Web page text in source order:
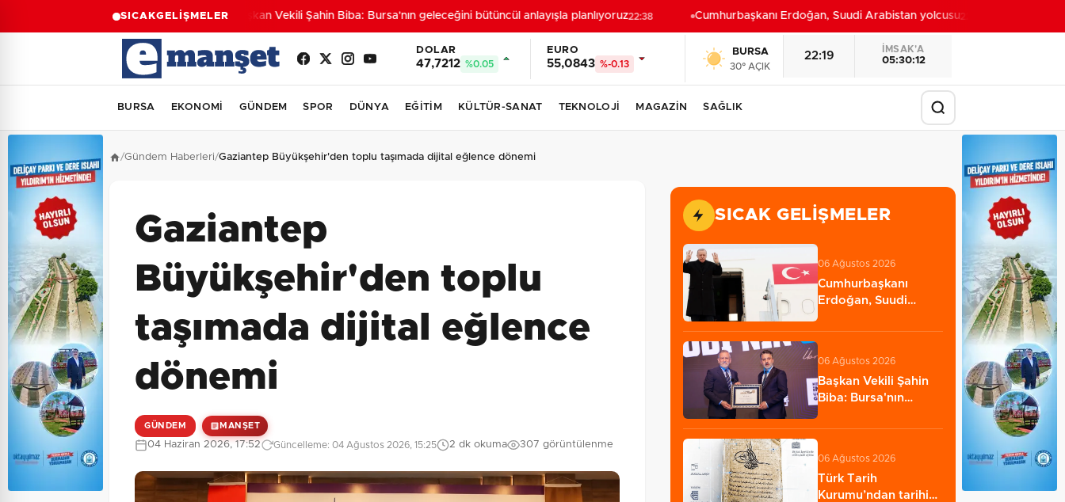
SICAKGELİŞMELERBaşkan Vekili Şahin Biba: Bursa'nın geleceğini bütüncül anlayışla planlıyoruz22:38 Cumhurbaşkanı Erdoğan, Suudi Arabistan yolcusu22:32
DOLAR
47,7212 %0.05
EURO
55,0843 %-0.13
BURSA
30° AÇIK
22:19
İMSAK'A
05:30:10
BURSA EKONOMİ GÜNDEM SPOR DÜNYA EĞİTİM KÜLTÜR-SANAT TEKNOLOJİ MAGAZİN SAĞLIK
/Gündem Haberleri/Gaziantep Büyükşehir'den toplu taşımada dijital eğlence dönemi
Gaziantep
Büyükşehir'den toplu
taşımada dijital eğlence
dönemi
GÜNDEM MANŞET
04 Haziran 2026, 17:52 Güncelleme: 04 Ağustos 2026, 15:25 2 dk okuma 307 görüntülenme
SICAK GELIŞMELER
06 Ağustos 2026
Cumhurbaşkanı
Erdoğan, Suudi
06 Ağustos 2026
Başkan Vekili Şahin
Biba: Bursa'nın
06 Ağustos 2026
Türk Tarih
Kurumu’ndan tarihi